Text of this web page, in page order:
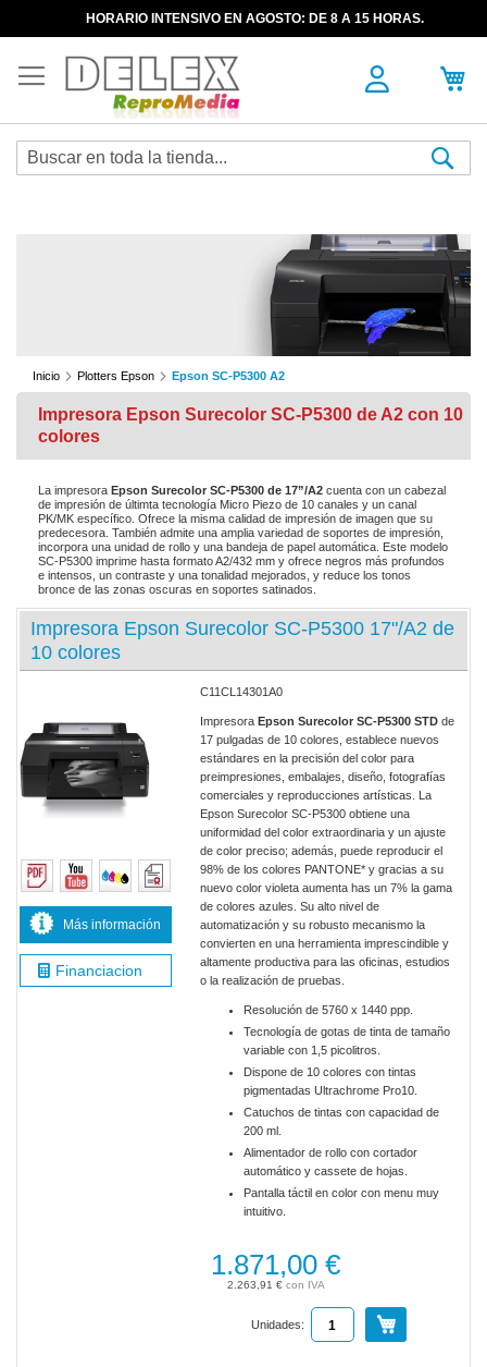
HORARIO INTENSIVO EN AGOSTO: DE 8 A 15 HORAS.
Inicio Plotters Epson Epson SC-P5300 A2
Impresora Epson Surecolor SC-P5300 de A2 con 10
colores
La impresora Epson Surecolor SC-P5300 de 17”/A2 cuenta con un cabezal
de impresión de últimta tecnología Micro Piezo de 10 canales y un canal
PK/MK específico. Ofrece la misma calidad de impresión de imagen que su
predecesora. También admite una amplia variedad de soportes de impresión,
incorpora una unidad de rollo y una bandeja de papel automática. Este modelo
SC-P5300 imprime hasta formato A2/432 mm y ofrece negros más profundos
e intensos, un contraste y una tonalidad mejorados, y reduce los tonos
bronce de las zonas oscuras en soportes satinados.
Impresora Epson Surecolor SC-P5300 17"/A2 de
10 colores
Más información
Financiacion
C11CL14301A0
Impresora Epson Surecolor SC-P5300 STD de
17 pulgadas de 10 colores, establece nuevos
estándares en la precisión del color para
preimpresiones, embalajes, diseño, fotografías
comerciales y reproducciones artísticas. La
Epson Surecolor SC-P5300 obtiene una
uniformidad del color extraordinaria y un ajuste
de color preciso; además, puede reproducir el
98% de los colores PANTONE* y gracias a su
nuevo color violeta aumenta has un 7% la gama
de colores azules. Su alto nivel de
automatización y su robusto mecanismo la
convierten en una herramienta imprescindible y
altamente productiva para las oficinas, estudios
o la realización de pruebas.
Resolución de 5760 x 1440 ppp.
Tecnología de gotas de tinta de tamaño
variable con 1,5 picolitros.
Dispone de 10 colores con tintas
pigmentadas Ultrachrome Pro10.
Catuchos de tintas con capacidad de
200 ml.
Alimentador de rollo con cortador
automático y cassete de hojas.
Pantalla táctil en color con menu muy
intuitivo.
2.263,91 €
1.871,00 €
Unidades: